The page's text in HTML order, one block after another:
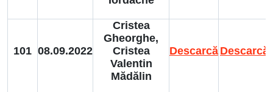
101 08.09.2022
Cristea
Gheorghe,
Cristea
Valentin
Mădălin
Descarcă Descarcă